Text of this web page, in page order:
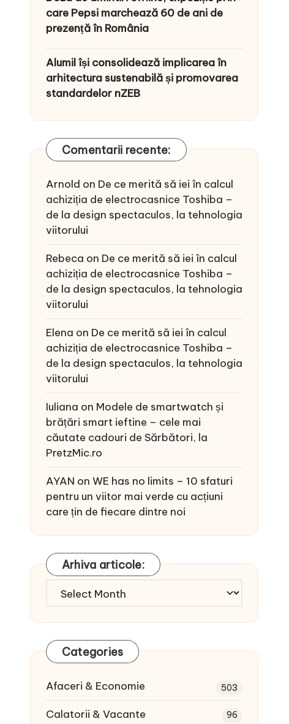
care Pepsi marchează 60 de ani de
prezență în România
Alumil își consolidează implicarea în
arhitectura sustenabilă și promovarea
standardelor nZEB
Comentarii recente:
Arnold on De ce merită să iei în calcul
achiziția de electrocasnice Toshiba –
de la design spectaculos, la tehnologia
viitorului
Rebeca on De ce merită să iei în calcul
achiziția de electrocasnice Toshiba –
de la design spectaculos, la tehnologia
viitorului
Elena on De ce merită să iei în calcul
achiziția de electrocasnice Toshiba –
de la design spectaculos, la tehnologia
viitorului
Iuliana on Modele de smartwatch și
brățări smart ieftine – cele mai
căutate cadouri de Sărbători, la
PretzMic.ro
AYAN on WE has no limits – 10 sfaturi
pentru un viitor mai verde cu acțiuni
care țin de fiecare dintre noi
Arhiva articole:
Arhiva
Categories
Afaceri & Economie 503
Calatorii & Vacante 96